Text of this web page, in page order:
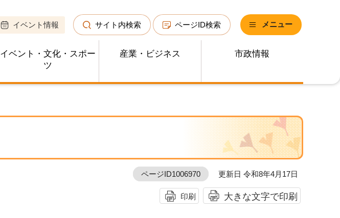
イベント情報 サイト内検索 ページID検索 メニュー
イベント・文化・スポー
ツ
産業・ビジネス 市政情報
ページID1006970 更新日 令和8年4月17日
印刷 大きな文字で印刷